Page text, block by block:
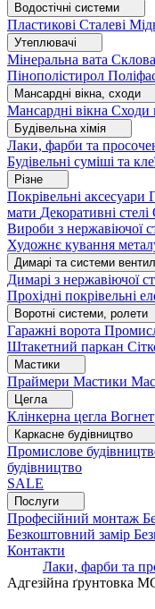
Водостічні системи
Пластикові Сталеві
Утеплювачі
Мінеральна вата
Пінополістирол
Мансардні вікна, сходи
Мансардні вікна Сходи
Будівельна хімія
Лаки, фарби та
Будівельні суміші та
Різне
Покрівельні аксесуари
мати Декоративні стелі
Вироби з нержавіючої
Художнє кування
Димарі та системи
Димарі з нержавіючої
Прохідні покрівельні
Воротні системи, ролети
Гаражні ворота
Штакетний паркан
Мастики
Праймери Мастики
Цегла
Клінкерна цегла
Каркасне будівництво
Промислове
будівництво
SALE
Послуги
Професійний монтаж
Безкоштовний замір
Контакти
Лаки, фарби та
Адгезійна ґрунтовка